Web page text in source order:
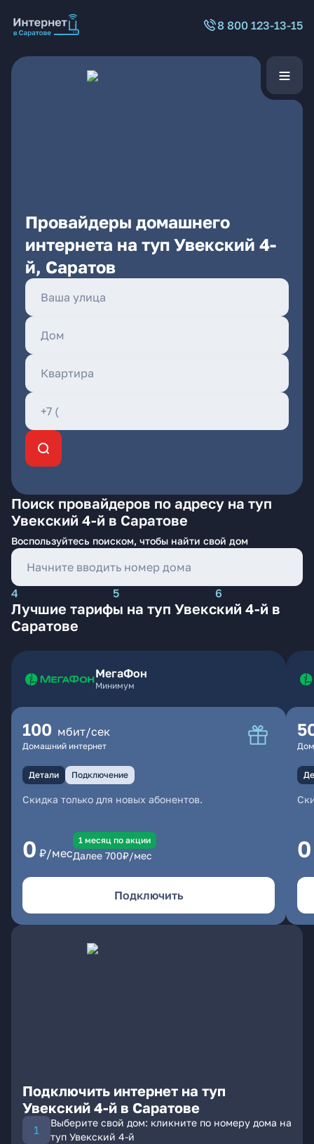
8 800 123-13-15
Провайдеры домашнего
интернета на туп Увекский 4-
й, Саратов
Поиск провайдеров по адресу на туп
Увекский 4-й в Саратове
Воспользуйтесь поиском, чтобы найти свой дом
4 5 6
Лучшие тарифы на туп Увекский 4-й в
Саратове
МегаФон
Минимум
100 мбит/сек
Домашний интернет
Детали Подключение
Скидка только для новых абонентов.
0 ₽/мес
1 месяц по акции
Далее 700₽/мес
Подключить
0
Подключить интернет на туп
Увекский 4-й в Саратове
Выберите свой дом: кликните по номеру дома на
туп Увекский 4-й